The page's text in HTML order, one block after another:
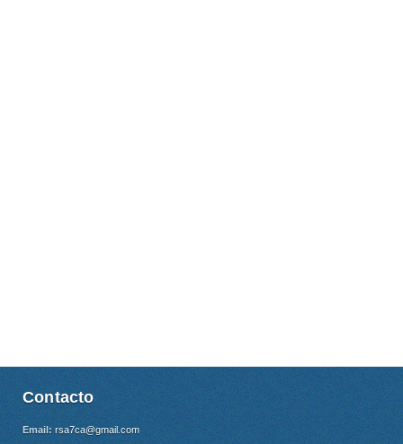
Contacto
Email: rsa7ca@gmail.com